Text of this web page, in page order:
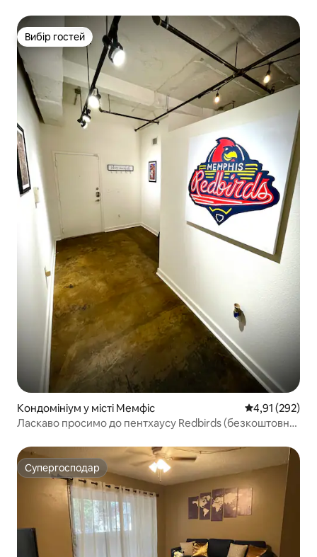
Вибір гостей
Вибір гостей
Кондомініум у місті Мемфіс Середня
4,91 (292)
Ласкаво просимо до пентхаусу Redbirds (безкоштовне
Супергосподар
Супергосподар